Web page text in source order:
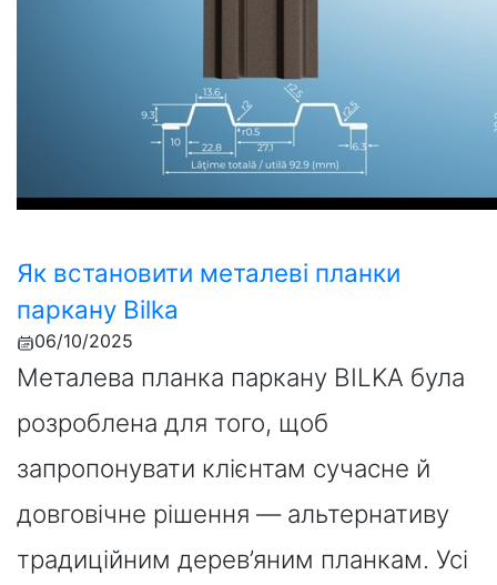
Як встановити металеві планки
паркану Bilka
06/10/2025
Металева планка паркану BILKA була
розроблена для того, щоб
запропонувати клієнтам сучасне й
довговічне рішення — альтернативу
традиційним дерев’яним планкам. Усі